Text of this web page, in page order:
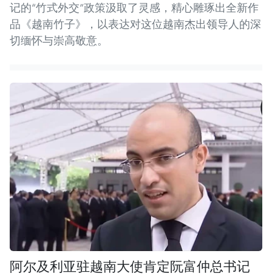
记的“竹式外交”政策汲取了灵感，精心雕琢出全新作
品《越南竹子》，以表达对这位越南杰出领导人的深
切缅怀与崇高敬意。
阿尔及利亚驻越南大使肯定阮富仲总书记